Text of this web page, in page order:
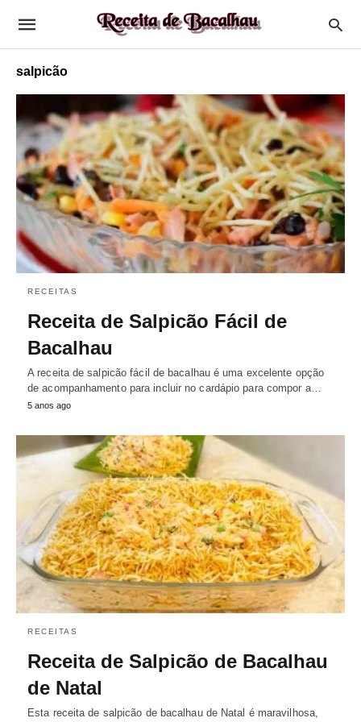
salpicão
RECEITAS
Receita de Salpicão Fácil de
Bacalhau
A receita de salpicão fácil de bacalhau é uma excelente opção
de acompanhamento para incluir no cardápio para compor a…
5 anos ago
RECEITAS
Receita de Salpicão de Bacalhau
de Natal
Esta receita de salpicão de bacalhau de Natal é maravilhosa,